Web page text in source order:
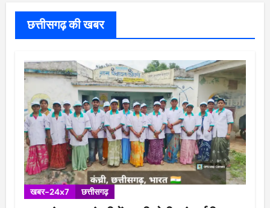
छत्तीसगढ़ की खबर
खबर-24x7 छत्तीसगढ़